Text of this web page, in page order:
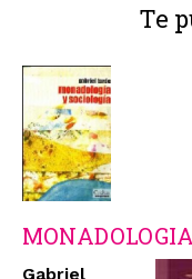
Te
Gabriel